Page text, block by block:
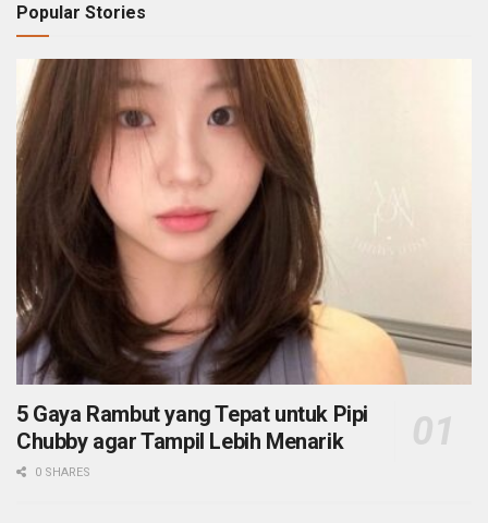
Popular Stories
5 Gaya Rambut yang Tepat untuk Pipi
Chubby agar Tampil Lebih Menarik
0 SHARES